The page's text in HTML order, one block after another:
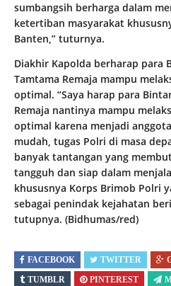
sumbangsih berharga dalam
ketertiban masyarakat
Banten,” tuturnya.
Diakhir Kapolda berharap para
Tamtama Remaja mampu
optimal. “Saya harap para
Remaja nantinya mampu
optimal karena menjadi
mudah, tugas Polri di masa
banyak tantangan yang
tangguh dan siap dalam
khususnya Korps Brimob Polri
sebagai penindak kejahatan
tutupnya. (Bidhumas/red)
FACEBOOK TWITTER
TUMBLR
PINTEREST